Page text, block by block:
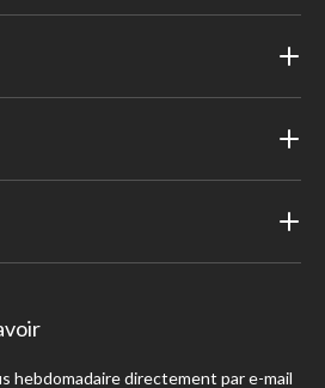
hebdomadaire directement par e-mail